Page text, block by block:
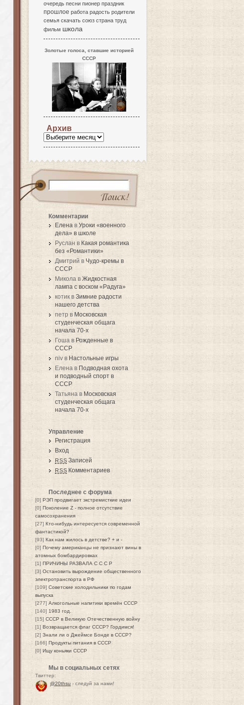
очередь песни пионер праздник
прошлое работа радость родители
семья скачать союз страна труд
фильм школа
Золотые голоса, ставшие историей
СССР
Архив
Комментарии
Елена в Уроки «военного
дела» в школе
Руслан в Какая романтика
без «Романтики»
Дмитрий в Чудо-кремы в
СССР
Микола в Жидкостная
лампа с воском «Радуга»
котик в Зимние радости
нашего детства
петр в Московская
студенческая общага
начала 70-х
Гоша в Рожденные в
СССР
niv в Настольные игры
Елена в Подводная охота
и подводный спорт в
СССР
Татьяна в Московская
студенческая общага
начала 70-х
Управление
Регистрация
Вход
RSS Записей
RSS Комментариев
Последнее с форума
[0] РЭП продвигает экстремисткие идеи
[0] Поколение Z - полное отсутствие
самосохранения
[27] Кто-нибудь интересуется современной
фантастикой?
[93] Как нам жилось в детстве? + и -
[0] Почему американцы не признают вины в
атомных бомбардировках
[1] ПРИЧИНЫ РАЗВАЛА С С С Р
[3] Остановить вырождение общественного
электротранспорта в РФ
[109] Советские холодильники по годам
выпуска
[277] Алкогольные напитики времён СССР
[140] 1983 год.
[15] СССР в Великую Отечественную войну
[1] Возвращается флаг СССР? Гордимся!
[2] Знали ли о Джеймсе Бонде в СССР?
[166] Продукты питания в СССР
[0] Ищу коньяки СССР
Мы в социальных сетях
Твиттер:
@20thsu - следуй за нами!